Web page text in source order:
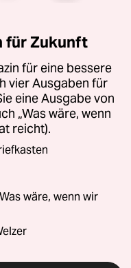
für Zukunft
für eine bessere
vier Ausgaben für
eine Ausgabe von
„Was wäre, wenn
reicht).
wäre, wenn wir